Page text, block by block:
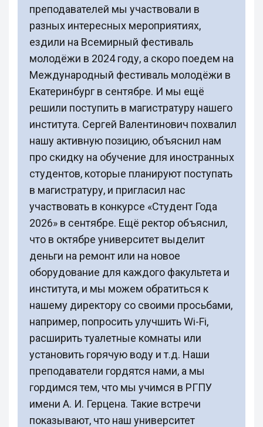
преподавателей мы участвовали в
разных интересных мероприятиях,
ездили на Всемирный фестиваль
молодёжи в 2024 году, а скоро поедем на
Международный фестиваль молодёжи в
Екатеринбург в сентябре. И мы ещё
решили поступить в магистратуру нашего
института. Сергей Валентинович похвалил
нашу активную позицию, объяснил нам
про скидку на обучение для иностранных
студентов, которые планируют поступать
в магистратуру, и пригласил нас
участвовать в конкурсе «Студент Года
2026» в сентябре. Ещё ректор объяснил,
что в октябре университет выделит
деньги на ремонт или на новое
оборудование для каждого факультета и
института, и мы можем обратиться к
нашему директору со своими просьбами,
например, попросить улучшить Wi-Fi,
расширить туалетные комнаты или
установить горячую воду и т.д. Наши
преподаватели гордятся нами, а мы
гордимся тем, что мы учимся в РГПУ
имени А. И. Герцена. Такие встречи
показывают, что наш университет